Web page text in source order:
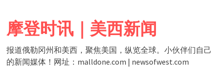
content
摩登时讯｜美西新闻
报道俄勒冈州和美西，聚焦美国，纵览全球。小伙伴们自己
的新闻媒体！网址：malldone.com | newsofwest.com